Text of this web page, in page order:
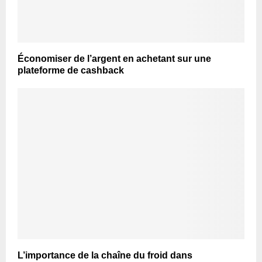
Économiser de l’argent en achetant sur une
plateforme de cashback
L’importance de la chaîne du froid dans